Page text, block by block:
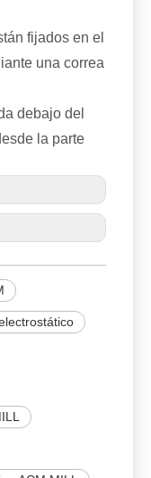
fijados en el
una correa
debajo del
la parte